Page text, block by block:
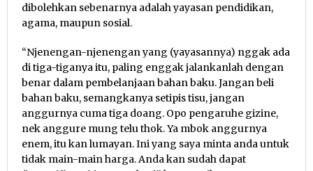
dibolehkan sebenarnya adalah yayasan pendidikan,
agama, maupun sosial.
“Njenengan-njenengan yang (yayasannya) nggak ada
di tiga-tiganya itu, paling enggak jalankanlah dengan
benar dalam pembelanjaan bahan baku. Jangan beli
bahan baku, semangkanya setipis tisu, jangan
anggurnya cuma tiga doang. Opo pengaruhe gizine,
nek anggure mung telu thok. Ya mbok anggurnya
enem, itu kan lumayan. Ini yang saya minta anda untuk
tidak main-main harga. Anda kan sudah dapat